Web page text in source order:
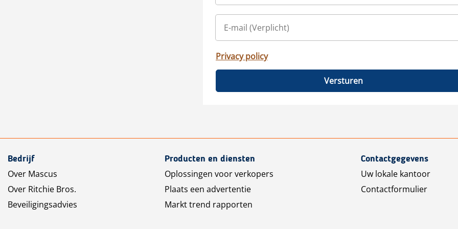
Privacy policy
Versturen
Bedrijf
Over Mascus
Over Ritchie Bros.
Beveiligingsadvies
Producten en diensten
Oplossingen voor verkopers
Plaats een advertentie
Markt trend rapporten
Contactgegevens
Uw lokale kantoor
Contactformulier